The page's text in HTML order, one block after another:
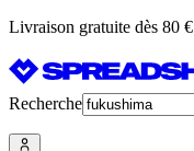
Livraison gratuite dès 80 €
Recherche